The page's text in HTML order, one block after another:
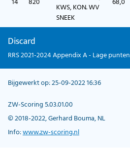
KWS, KON. WV
SNEEK
Discard
RRS 2021-2024 Appendix A - Lage punten
Bijgewerkt op: 25-09-2022 16:36
ZW-Scoring 5.03.01.00
© 2018-2022, Gerhard Bouma, NL
Info:www.zw-scoring.nl